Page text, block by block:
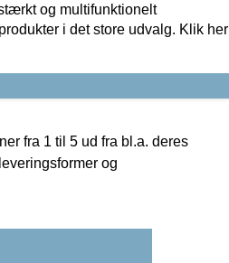
og multifunktionelt
i det store udvalg. Klik her
fra 1 til 5 ud fra bl.a. deres
og